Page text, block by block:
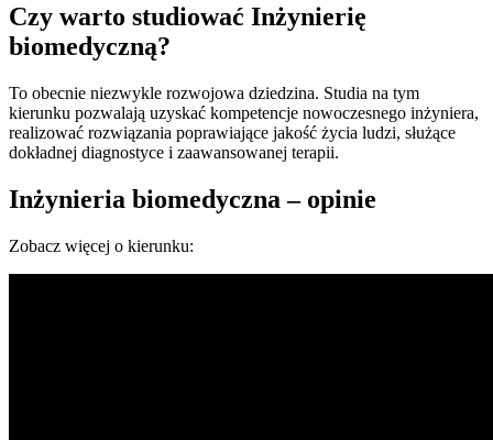
Czy warto studiować Inżynierię
biomedyczną?
To obecnie niezwykle rozwojowa dziedzina. Studia na tym
kierunku pozwalają uzyskać kompetencje nowoczesnego inżyniera,
realizować rozwiązania poprawiające jakość życia ludzi, służące
dokładnej diagnostyce i zaawansowanej terapii.
Inżynieria biomedyczna – opinie
Zobacz więcej o kierunku: